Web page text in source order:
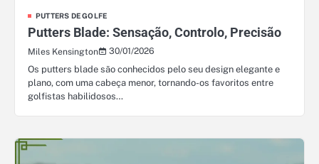
PUTTERS DE GOLFE
Putters Blade: Sensação, Controlo, Precisão
Miles Kensington
30/01/2026
Os putters blade são conhecidos pelo seu design elegante e
plano, com uma cabeça menor, tornando-os favoritos entre
golfistas habilidosos…